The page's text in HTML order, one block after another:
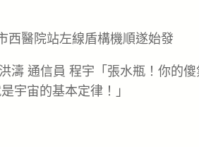
醫院站左線盾構機順遂始發
通信員 程宇「張水瓶！你的傻
宇宙的基本定律！」